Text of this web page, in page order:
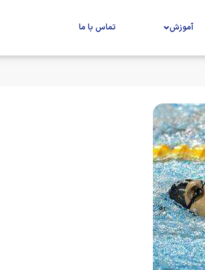
آموزش تماس با ما